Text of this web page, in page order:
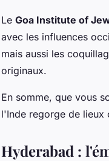
Le Goa Institute of
avec les influences
mais aussi les
originaux.
En somme, que vous
l'Inde regorge de lieux
Hyderabad :